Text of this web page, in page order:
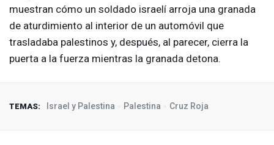
muestran cómo un soldado israelí arroja una granada
de aturdimiento al interior de un automóvil que
trasladaba palestinos y, después, al parecer, cierra la
puerta a la fuerza mientras la granada detona.
TEMAS: Israel y Palestina Palestina Cruz Roja